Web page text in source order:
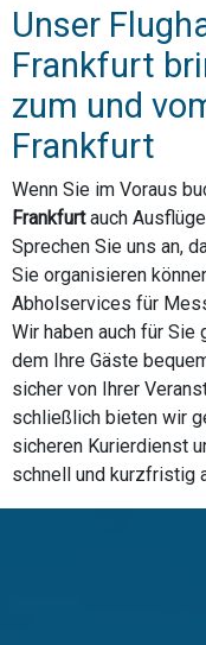
Unser
Frankfurt
zum und
Frankfurt
Wenn Sie im Voraus
Frankfurtauch
Sprechen Sie uns an,
Sie organisieren
Abholservices für
Wir haben auch für
dem Ihre Gäste
sicher von Ihrer
schließlich bieten wir
sicheren Kurierdienst
schnell und kurzfristig